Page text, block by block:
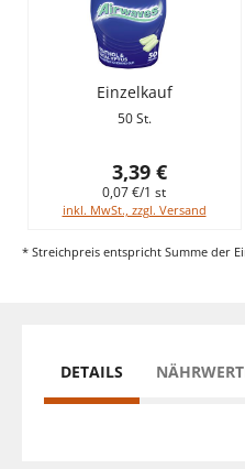
Einzelkauf
50 St.
3,39 €
0,07 €/1 st
inkl. MwSt., zzgl. Versand
* Streichpreis entspricht Summe der
DETAILS